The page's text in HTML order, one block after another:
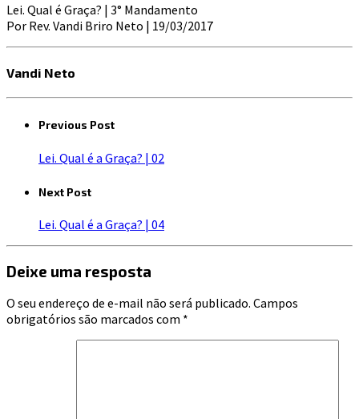
Lei. Qual é Graça? | 3° Mandamento
Por Rev. Vandi Briro Neto | 19/03/2017
Vandi Neto
Previous Post
Lei. Qual é a Graça? | 02
Next Post
Lei. Qual é a Graça? | 04
Deixe uma resposta
O seu endereço de e-mail não será publicado. Campos
obrigatórios são marcados com *